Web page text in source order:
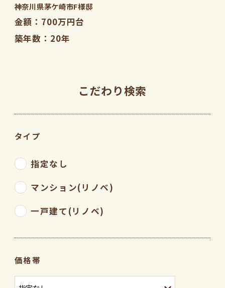
神奈川県茅ケ崎市F様邸
金額
700万円台
築年数
20年
こだわり検索
タイプ
指定なし
マンション(リノベ)
一戸建て(リノベ)
価格帯